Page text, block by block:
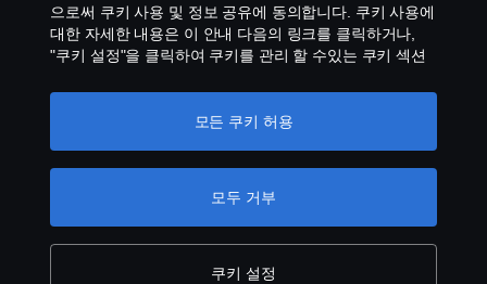
스카니아 쿠키 정책
© Copyright Scania 2026 All rights reserved. Scania
CV AB (publ), SE-151 87 Södertälje, Sweden, Tel:
+46-8-55 38 10 00
으로써 쿠키 사용 및 정보 공유에 동의합니다. 쿠키 사용에
대한 자세한 내용은 이 안내 다음의 링크를 클릭하거나,
"쿠키 설정"을 클릭하여 쿠키를 관리 할 수있는 쿠키 섹션
쿠키 설정
모두 거부
모든 쿠키 허용